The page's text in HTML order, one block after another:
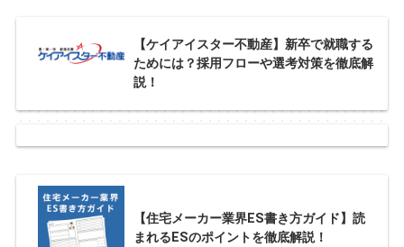
【ケイアイスター不動産】新卒で就職する
ためには？採用フローや選考対策を徹底解
説！
【住宅メーカー業界ES書き方ガイド】読
まれるESのポイントを徹底解説！